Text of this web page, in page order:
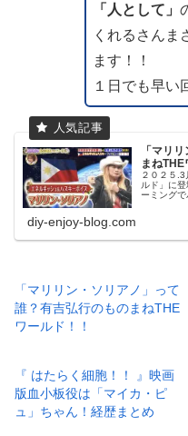
「人として」
くれるさんま
ます！！
１日でも早い
「マリ
まねTHE
２０２５
ルド」に
ーミング
diy-enjoy-blog.com
「マリリン・ソリアノ」って
誰？有吉弘行のものまねTHE
ワールド！！
『 はたらく細胞！！ 』映画
版血小板役は「マイカ・ピ
ュ」ちゃん！経歴まとめ